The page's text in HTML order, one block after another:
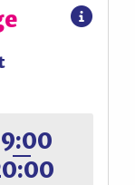
Mavo
avond